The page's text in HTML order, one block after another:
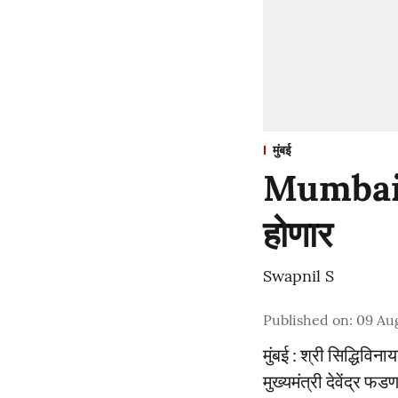
मुंबई
Mumbai
होणार
Swapnil S
Published on: 09
मुंबई : श्री
मुख्यमंत्री देवेंद्र